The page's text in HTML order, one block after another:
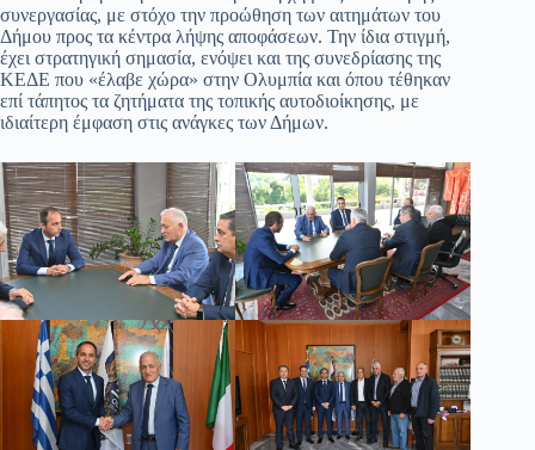
συνεργασίας, με στόχο την προώθηση των αιτημάτων του
Δήμου προς τα κέντρα λήψης αποφάσεων. Την ίδια στιγμή,
έχει στρατηγική σημασία, ενόψει και της συνεδρίασης της
ΚΕΔΕ που «έλαβε χώρα» στην Ολυμπία και όπου τέθηκαν
επί τάπητος τα ζητήματα της τοπικής αυτοδιοίκησης, με
ιδιαίτερη έμφαση στις ανάγκες των Δήμων.